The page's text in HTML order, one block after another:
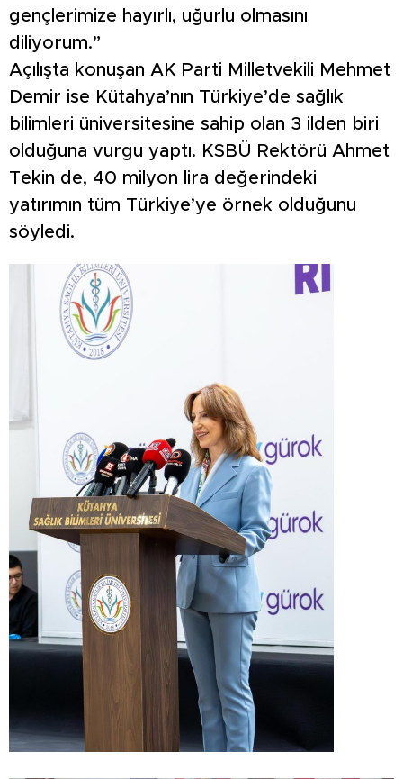
gençlerimize hayırlı, uğurlu olmasını
diliyorum.”
Açılışta konuşan AK Parti Milletvekili Mehmet
Demir ise Kütahya’nın Türkiye’de sağlık
bilimleri üniversitesine sahip olan 3 ilden biri
olduğuna vurgu yaptı. KSBÜ Rektörü Ahmet
Tekin de, 40 milyon lira değerindeki
yatırımın tüm Türkiye’ye örnek olduğunu
söyledi.